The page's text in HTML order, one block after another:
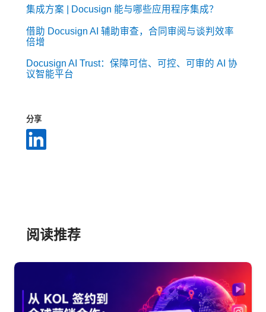
集成方案 | Docusign 能与哪些应用程序集成？
借助 Docusign AI 辅助审查，合同审阅与谈判效率
倍增
Docusign AI Trust：保障可信、可控、可审的 AI 协
议智能平台
分享
阅读推荐